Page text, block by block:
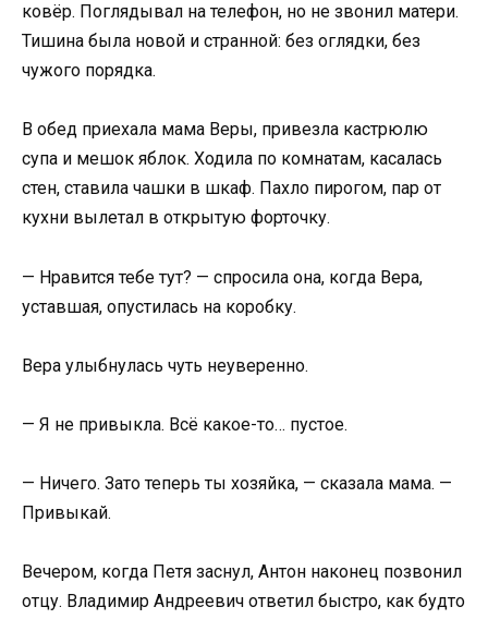
ковёр. Поглядывал на телефон, но не звонил матери.
Тишина была новой и странной: без оглядки, без
чужого порядка.
В обед приехала мама Веры, привезла кастрюлю
супа и мешок яблок. Ходила по комнатам, касалась
стен, ставила чашки в шкаф. Пахло пирогом, пар от
кухни вылетал в открытую форточку.
— Нравится тебе тут? — спросила она, когда Вера,
уставшая, опустилась на коробку.
Вера улыбнулась чуть неуверенно.
— Я не привыкла. Всё какое-то… пустое.
— Ничего. Зато теперь ты хозяйка, — сказала мама. —
Привыкай.
Вечером, когда Петя заснул, Антон наконец позвонил
отцу. Владимир Андреевич ответил быстро, как будто